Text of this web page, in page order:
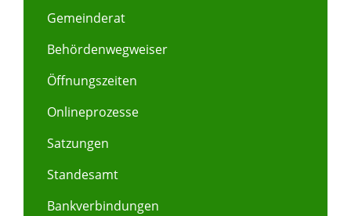
Gemeinderat
Behördenwegweiser
Öffnungszeiten
Onlineprozesse
Satzungen
Standesamt
Bankverbindungen